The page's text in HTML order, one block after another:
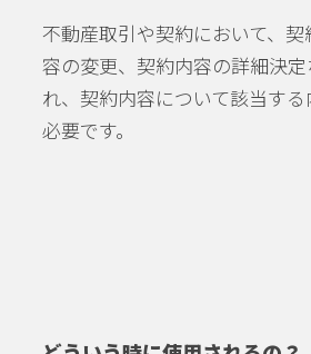
不動産取引や契約において、
容の変更、契約内容の詳細決
れ、契約内容について該当す
必要です。